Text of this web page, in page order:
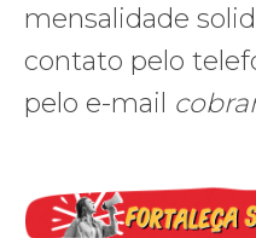
mensalidade
contato pelo
pelo e-mail